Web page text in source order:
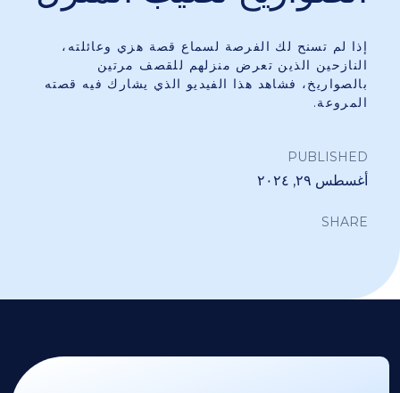
إذا لم تسنح لك الفرصة لسماع قصة هزي وعائلته،
النازحين الذين تعرض منزلهم للقصف مرتين
بالصواريخ، فشاهد هذا الفيديو الذي يشارك فيه قصته
المروعة.
PUBLISHED
أغسطس ٢٩, ٢٠٢٤
SHARE